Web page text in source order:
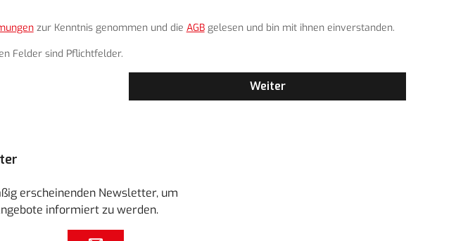
zur Kenntnis genommen und die AGBgelesen und bin mit ihnen einverstanden.
Felder sind Pflichtfelder.
Weiter
erscheinenden Newsletter, um
informiert zu werden.